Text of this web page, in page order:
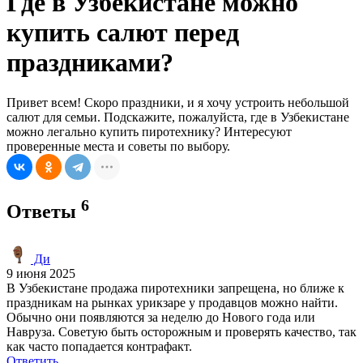
купить салют перед
праздниками?
Привет всем! Скоро праздники, и я хочу устроить небольшой
салют для семьи. Подскажите, пожалуйста, где в Узбекистане
можно легально купить пиротехнику? Интересуют
проверенные места и советы по выбору.
Ответы 6
Ди
9 июня 2025
В Узбекистане продажа пиротехники запрещена, но ближе к
праздникам на рынках урикзаре у продавцов можно найти.
Обычно они появляются за неделю до Нового года или
Навруза. Советую быть осторожным и проверять качество, так
как часто попадается контрафакт.